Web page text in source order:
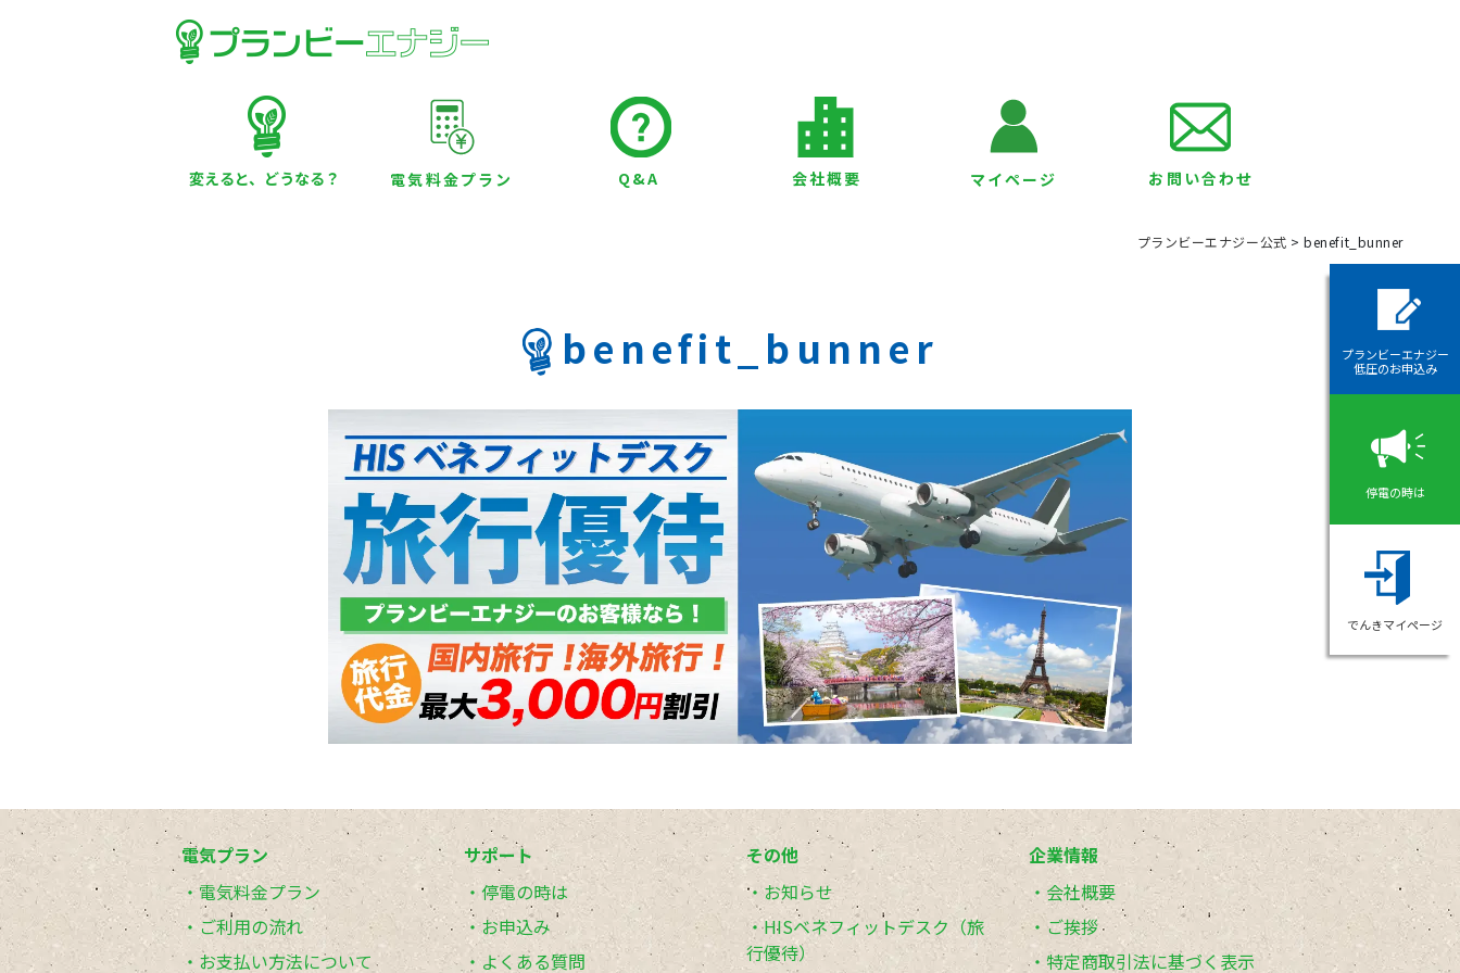
変えると、どうなる？ 電気料金プラン Q&A 会社概要 マイページ お問い合わせ
プランビーエナジー公式 >benefit_bunner
benefit_bunner
電気プラン
電気料金プラン
ご利用の流れ
お支払い方法について
サポート
停電の時は
お申込み
よくある質問
その他
お知らせ
HISベネフィットデスク（旅
行優待）
企業情報
会社概要
ご挨拶
特定商取引法に基づく表示
プランビーエナジー
低圧のお申込み
停電の時は
でんきマイページ